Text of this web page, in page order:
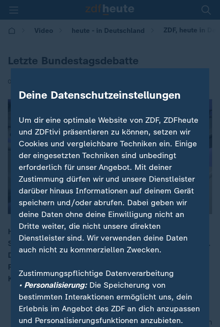
Video heute - in Deutschland ZDF, heute in
Letzte Bundestagsdebatte
05.09.2017 | 14:00
00:06
Heute diskutierte der Bundestag in seiner letzten
Sitzung vor der Wahl über die Situation in Deutschland.
Dabei zeigte die Große Koalition wenig Einigkeit. Alle
Fraktionen schalteten auf Wahlkampf. Nur die
Kanzlerin zog eine positive Bilanz.
nach oben
Deine Datenschutzeinstellungen
Um dir eine optimale Website von ZDF, ZDFheute
und ZDFtivi präsentieren zu können, setzen wir
Cookies und vergleichbare Techniken ein. Einige
der eingesetzten Techniken sind unbedingt
erforderlich für unser Angebot. Mit deiner
Zustimmung dürfen wir und unsere Dienstleister
darüber hinaus Informationen auf deinem Gerät
speichern und/oder abrufen. Dabei geben wir
deine Daten ohne deine Einwilligung nicht an
Dritte weiter, die nicht unsere direkten
Dienstleister sind. Wir verwenden deine Daten
auch nicht zu kommerziellen Zwecken.
Zustimmungspflichtige Datenverarbeitung
• Personalisierung:Die Speicherung von
bestimmten Interaktionen ermöglicht uns, dein
Erlebnis im Angebot des ZDF an dich anzupassen
und Personalisierungsfunktionen anzubieten.